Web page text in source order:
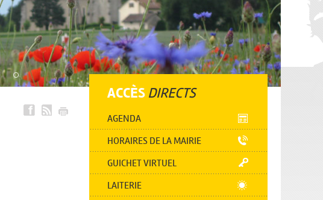
ACCÈS DIRECTS
AGENDA
HORAIRES DE LA MAIRIE
GUICHET VIRTUEL
LAITERIE